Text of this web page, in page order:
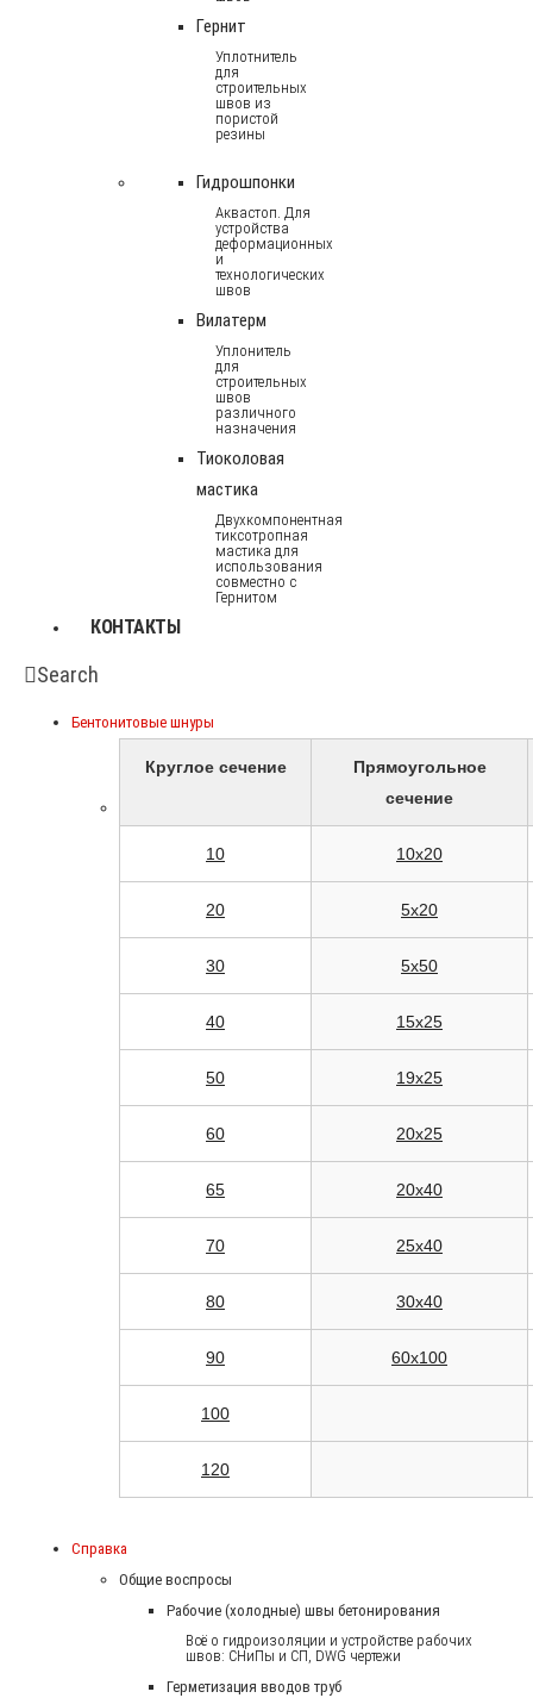
Гернит
Уплотнитель
для
строительных
швов из
пористой
резины
Гидрошпонки
Аквастоп. Для
устройства
деформационных
и
технологических
швов
Вилатерм
Уплонитель
для
строительных
швов
различного
назначения
Тиоколовая
мастика
Двухкомпонентная
тиксотропная
мастика для
использования
совместно с
Гернитом
КОНТАКТЫ
Search
Бентонитовые шнуры
Круглое сечение
Прямоугольное
сечение
10 10x20
20 5x20
30 5x50
40 15x25
50 19x25
60 20x25
65 20x40
70 25x40
80 30x40
90 60x100
100
120
Справка
Общие воспросы
Рабочие (холодные) швы бетонирования
Всё о гидроизоляции и устройстве рабочих
швов: СНиПы и СП, DWG чертежи
Герметизация вводов труб